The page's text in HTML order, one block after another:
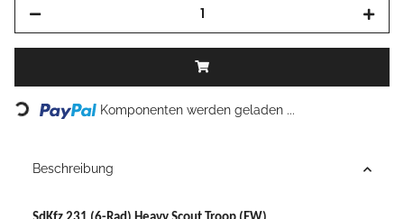
Loading... Komponenten werden geladen ...
Beschreibung